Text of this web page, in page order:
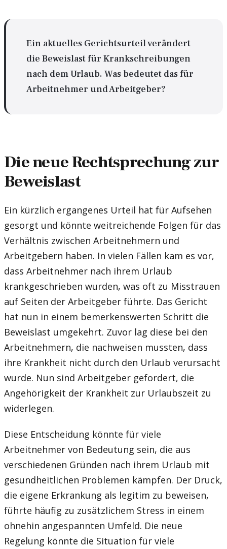
Ein aktuelles Gerichtsurteil verändert
die Beweislast für Krankschreibungen
nach dem Urlaub. Was bedeutet das für
Arbeitnehmer und Arbeitgeber?
Die neue Rechtsprechung zur
Beweislast
Ein kürzlich ergangenes Urteil hat für Aufsehen
gesorgt und könnte weitreichende Folgen für das
Verhältnis zwischen Arbeitnehmern und
Arbeitgebern haben. In vielen Fällen kam es vor,
dass Arbeitnehmer nach ihrem Urlaub
krankgeschrieben wurden, was oft zu Misstrauen
auf Seiten der Arbeitgeber führte. Das Gericht
hat nun in einem bemerkenswerten Schritt die
Beweislast umgekehrt. Zuvor lag diese bei den
Arbeitnehmern, die nachweisen mussten, dass
ihre Krankheit nicht durch den Urlaub verursacht
wurde. Nun sind Arbeitgeber gefordert, die
Angehörigkeit der Krankheit zur Urlaubszeit zu
widerlegen.
Diese Entscheidung könnte für viele
Arbeitnehmer von Bedeutung sein, die aus
verschiedenen Gründen nach ihrem Urlaub mit
gesundheitlichen Problemen kämpfen. Der Druck,
die eigene Erkrankung als legitim zu beweisen,
führte häufig zu zusätzlichem Stress in einem
ohnehin angespannten Umfeld. Die neue
Regelung könnte die Situation für viele